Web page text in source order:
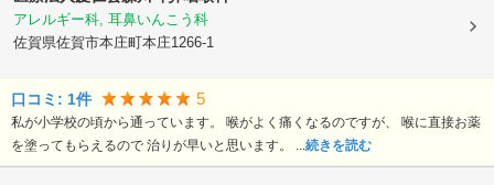
アレルギー科, 耳鼻いんこう科
佐賀県佐賀市本庄町本庄1266-1
口コミ: 1件 5
私が小学校の頃から通っています。 喉がよく痛くなるのですが、 喉に直接お薬
を塗ってもらえるので 治りが早いと思います。 ... 続きを読む